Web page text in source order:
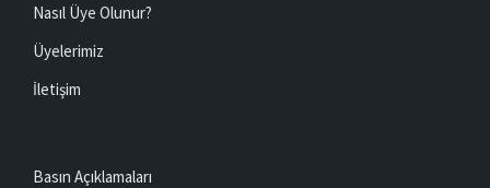
Nasıl Üye Olunur?
Üyelerimiz
İletişim
Basın Açıklamaları